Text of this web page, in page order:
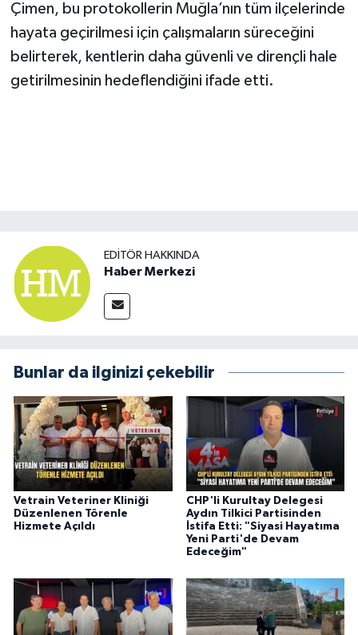
Çimen, bu protokollerin Muğla’nın tüm ilçelerinde
hayata geçirilmesi için çalışmaların süreceğini
belirterek, kentlerin daha güvenli ve dirençli hale
getirilmesinin hedeflendiğini ifade etti.
EDITÖR HAKKINDA
Haber Merkezi
Bunlar da ilginizi çekebilir
Vetrain Veteriner Kliniği
Düzenlenen Törenle
Hizmete Açıldı
CHP'li Kurultay Delegesi
Aydın Tilkici Partisinden
İstifa Etti: "Siyasi Hayatıma
Yeni Parti'de Devam
Edeceğim"